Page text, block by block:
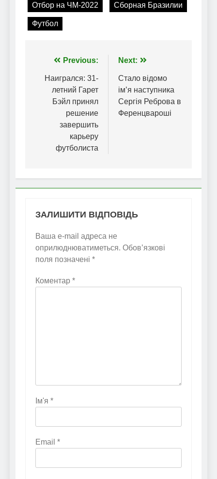
Отбор на ЧМ-2022 Сборная Бразилии
Футбол
Навігація
записів
Previous:
Наигрался: 31-
летний Гарет
Бэйл принял
решение
завершить
карьеру
футболиста
Next:
Стало відомо
ім’я наступника
Сергія Реброва в
Ференцвароші
ЗАЛИШИТИ ВІДПОВІДЬ
Ваша e-mail адреса не
оприлюднюватиметься. Обов’язкові
поля позначені *
Коментар *
Ім'я *
Email *